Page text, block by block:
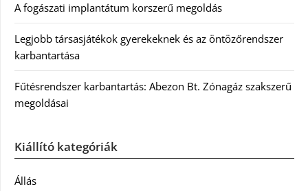
A fogászati implantátum korszerű megoldás
Legjobb társasjátékok gyerekeknek és az öntözőrendszer
karbantartása
Fűtésrendszer karbantartás: Abezon Bt. Zónagáz szakszerű
megoldásai
Kiállító kategóriák
Állás